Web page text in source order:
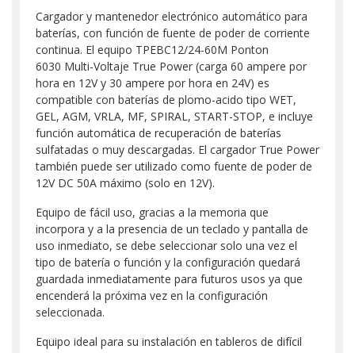
Cargador y mantenedor electrónico automático para
baterías, con función de fuente de poder de corriente
continua. El equipo TPEBC12/24-60M Ponton
6030 Multi-Voltaje True Power (carga 60 ampere por
hora en 12V y 30 ampere por hora en 24V) es
compatible con baterías de plomo-acido tipo WET,
GEL, AGM, VRLA, MF, SPIRAL, START-STOP, e incluye
función automática de recuperación de baterías
sulfatadas o muy descargadas. El cargador True Power
también puede ser utilizado como fuente de poder de
12V DC 50A máximo (solo en 12V).
Equipo de fácil uso, gracias a la memoria que
incorpora y a la presencia de un teclado y pantalla de
uso inmediato, se debe seleccionar solo una vez el
tipo de batería o función y la configuración quedará
guardada inmediatamente para futuros usos ya que
encenderá la próxima vez en la configuración
seleccionada.
Equipo ideal para su instalación en tableros de difícil